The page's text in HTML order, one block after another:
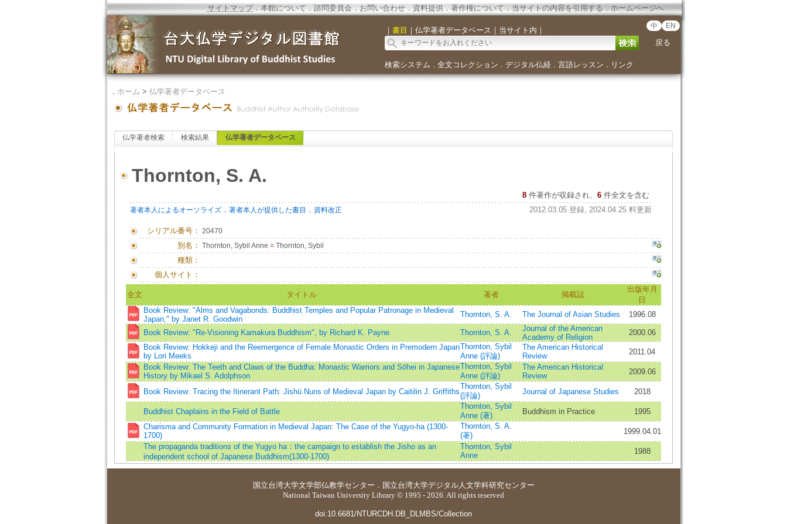
サイトマップ．本館について．諮問委員会． お問い合わせ． 資料提供．著作権について．当サイトの内容を引用する．ホームページへ
｜ 書目 ｜ 仏学著者データベース ｜ 当サイト内 ｜ 中 EN
戻る
検索システム ． 全文コレクション ． デジタル仏経． 言語レッスン ． リンク
． ホーム > 仏学著者データベース
仏学著者検索 検索結果 仏学著者データベース
Thornton, S. A.
8 件著作が収録され、 6件全文を含む
著者本人によるオーソライズ． 著者本人が提供した書目 ． 資料改正 2012.03.05 登録, 2024.04.25 料更新
シリアル番号： 20470
別名： Thornton, Sybil Anne =Thornton, Sybil
種類：
個人サイト：
全文 タイトル 著者 掲載誌
出版年月
日
Book Review: "Alms and Vagabonds: Buddhist Temples and Popular Patronage in Medieval
Japan," by Janet R. Goodwin
Thornton, S. A. The Journal of Asian Studies 1996.08
Book Review: "Re-Visioning Kamakura Buddhism", by Richard K. Payne Thornton, S. A.
Journal of the American
Academy of Religion
2000.06
Book Review: Hokkeji and the Reemergence of Female Monastic Orders in Premodern Japan
by Lori Meeks
Thornton, Sybil
Anne (評論)
The American Historical
Review
2011.04
Book Review: The Teeth and Claws of the Buddha: Monastic Warriors and Sōhei in Japanese
History by Mikael S. Adolphson
Thornton, Sybil
Anne (評論)
The American Historical
Review
2009.06
Book Review: Tracing the Itinerant Path: Jishū Nuns of Medieval Japan by Caitilin J. Griffiths
Thornton, Sybil
(評論)
Journal of Japanese Studies 2018
Buddhist Chaplains in the Field of Battle
Thornton, Sybil
Anne (著)
Buddhism in Practice
1995
Charisma and Community Formation in Medieval Japan: The Case of the Yugyo-ha (1300-
1700)
Thornton, S. A.
(著)
1999.04.01
The propaganda traditions of the Yugyo ha：the campaign to establish the Jisho as an
independent school of Japanese Buddhism(1300-1700)
Thornton, Sybil
Anne
1988
国立台湾大学文学部仏教学センター ． 国立台湾大学デジタル人文学科研究センター
National Taiwan University Library © 1995 - 2026. All rights reserved
doi:10.6681/NTURCDH.DB_DLMBS/Collection